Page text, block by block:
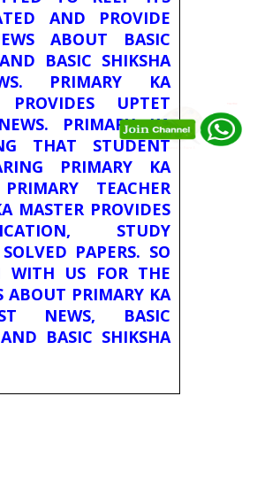
AND PROVIDE
ABOUT BASIC
BASIC SHIKSHA
PRIMARY KA
UPTET
PRIMARY KA
THAT STUDENT
PRIMARY KA
TEACHER
MASTER PROVIDES
STUDY
PAPERS. SO
WITH US FOR THE
ABOUT PRIMARY KA
NEWS, BASIC
BASIC SHIKSHA